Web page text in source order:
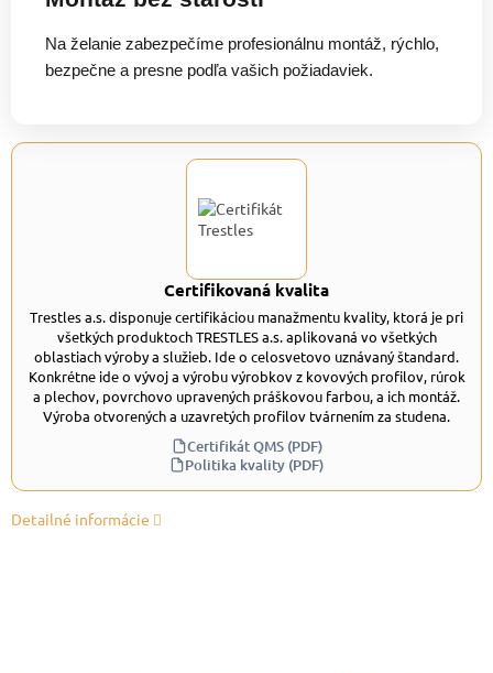
Na želanie zabezpečíme profesionálnu montáž, rýchlo,
bezpečne a presne podľa vašich požiadaviek.
Certifikovaná kvalita
Trestles a.s. disponuje certifikáciou manažmentu kvality, ktorá je pri
všetkých produktoch TRESTLES a.s. aplikovaná vo všetkých
oblastiach výroby a služieb. Ide o celosvetovo uznávaný štandard.
Konkrétne ide o vývoj a výrobu výrobkov z kovových profilov, rúrok
a plechov, povrchovo upravených práškovou farbou, a ich montáž.
Výroba otvorených a uzavretých profilov tvárnením za studena.
Certifikát QMS (PDF)
Politika kvality (PDF)
Detailné informácie